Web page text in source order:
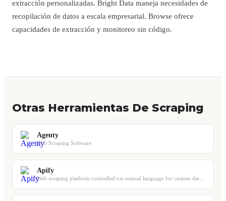
extracción personalizadas. Bright Data maneja necesidades de
recopilación de datos a escala empresarial. Browse ofrece
capacidades de extracción y monitoreo sin código.
Otras Herramientas De Scraping
Agenty
Web Scraping Software
Apify